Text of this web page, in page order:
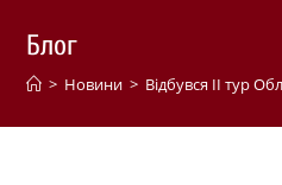
Блог
> Новини > Відбувся ІІ тур